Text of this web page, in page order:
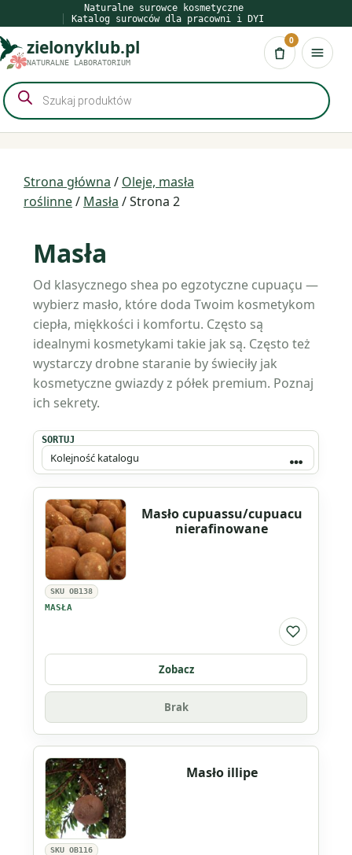
do
treści
Naturalne surowce kosmetyczne
Katalog surowców dla pracowni i DYI
zielonyklub.pl
NATURALNE LABORATORIUM Koszyk
0
Wyszukiwarka
produktów
Strona główna / Oleje, masła
roślinne/ Masła / Strona 2
Masła
Od klasycznego shea po egzotyczne cupuaçu —
wybierz masło, które doda Twoim kosmetykom
ciepła, miękkości i komfortu. Często są
idealnymi kosmetykami takie jak są. Często też
wystarczy drobne staranie by świeciły jak
kosmetyczne gwiazdy z półek premium. Poznaj
ich sekrety.
SORTUJ
SKU OB138
MASŁA
Masło cupuassu/cupuacu
nierafinowane
Do listy
Zobacz
Brak
SKU OB116
Masło illipe